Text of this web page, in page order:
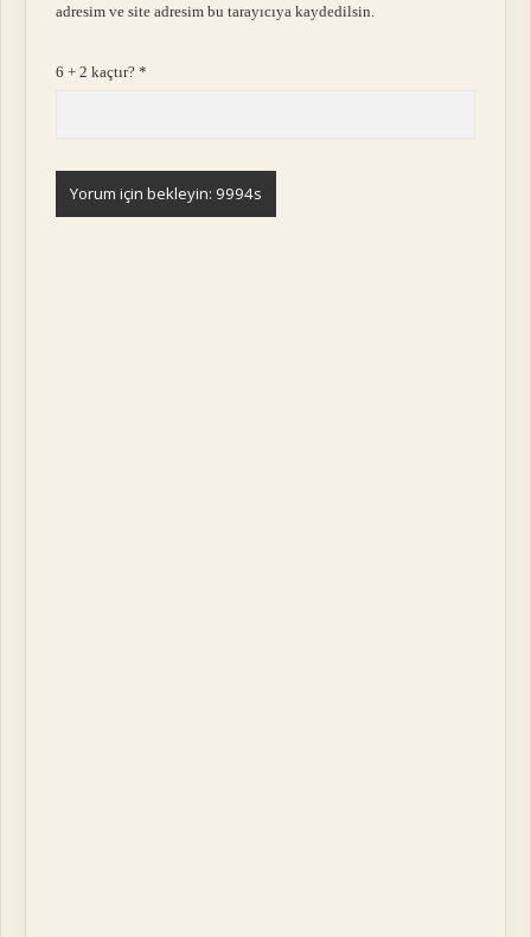
adresim ve site adresim bu tarayıcıya kaydedilsin.
6 + 2 kaçtır?*